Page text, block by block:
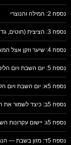
נספח 2: המילה והנוצרי
נספח 3: הציצית (חוטים, גדילים, פתילים)
נספח 4: שיער וזקן אצל המאמין
נספח 5: יום השבת ויום הליכה לכנסייה – שני דברים שונים
נספח 5א: יום השבת ויום הליכה לכנסייה – שני דברים שונים
נספח 5ב: כיצד לשמור את השבת בזמנים מודרניים
נספח 5ג: יישום עקרונות השבת בחיי היומיום
נספח 5ד: מזון בשבת — הנחיות מעשיות